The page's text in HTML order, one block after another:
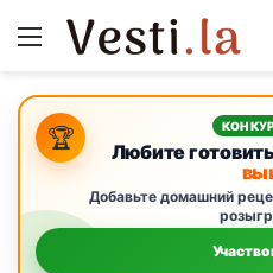
Menu
🏆 Любите
Добавьте домашний